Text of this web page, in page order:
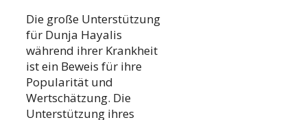
Die große Unterstützung
für Dunja Hayalis
während ihrer Krankheit
ist ein Beweis für ihre
Popularität und
Wertschätzung. Die
Unterstützung ihres